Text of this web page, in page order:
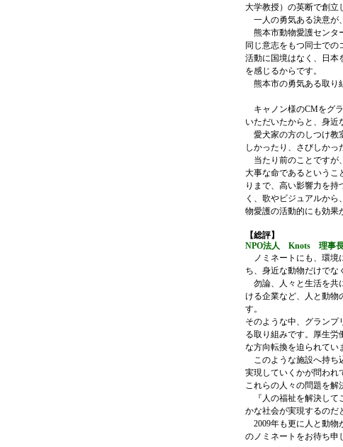
大学教授）の英断で創立
一人の勇気ある決意が
熊本市動物愛護センタ
同じ意志をもつ同士での
活動に国境はなく、日本
を感じるからです。
熊本市の勇気ある取り
キャノン様のCMをグ
いただいたからと、身近
愛犬家の方のしつけ教
しかったり、さびしかっ
当たり前のことですが
大事な命であるというこ
りまで、高い影響力を
く、歌やビジュアルか
物愛護の活動的にも効果
【総評】
NPO法人 Knots 理事
ノミネートにも、環境
ち、身近な動物だけでな
勿論、人々と生活を共
ける企業など、人と動物
す。
そのような中、グランプ
る取り組みです。厚生労
な方向転換を迫られてい
このような施設へ持ち
実現していくかが問われ
これらの人々の問題を解
『人の福祉を解決して
かな社会が実現するのだ
2009年も更に人と動物
のノミネートをお待ち申